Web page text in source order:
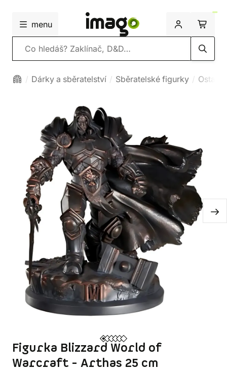
menu
Vyhledávání
Dárky a sběratelství Sběratelské figurky
Figurka Blizzard World of
Warcraft - Arthas 25 cm